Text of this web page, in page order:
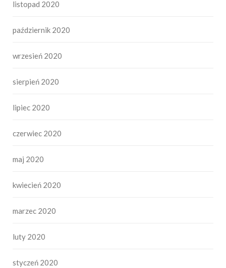
listopad 2020
październik 2020
wrzesień 2020
sierpień 2020
lipiec 2020
czerwiec 2020
maj 2020
kwiecień 2020
marzec 2020
luty 2020
styczeń 2020